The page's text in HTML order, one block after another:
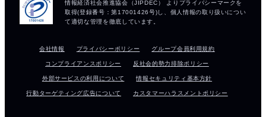
会社情報 プライバシーポリシー グループ会員利用規約
コンプライアンスポリシー 反社会的勢力排除ポリシー
外部サービスの利用について 情報セキュリティ基本方針
行動ターゲティング広告について カスタマーハラスメントポリシー